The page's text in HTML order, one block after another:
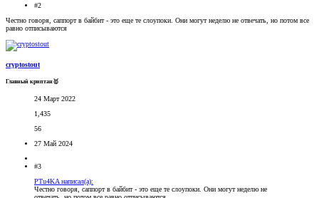
#2
Честно говоря, саппорт в байбит - это еще те слоупоки. Они могут неделю не отвечать, но потом все
равно отписываются
cryptostout
Главный криптан🥇
24 Март 2022
1,435
56
27 Май 2024
#3
PTu4KA написал(а):
Честно говоря, саппорт в байбит - это еще те слоупоки. Они могут неделю не